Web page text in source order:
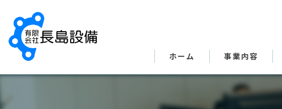
ホーム 事業内容